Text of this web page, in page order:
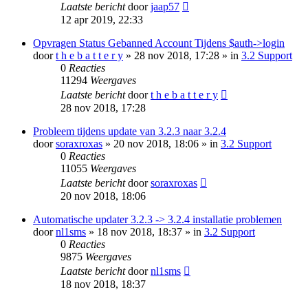
Laatste berichtdoorjaap57
12 apr 2019, 22:33
Opvragen Status Gebanned Account Tijdens $auth->login
doort h e b a t t e r y » 28 nov 2018, 17:28 » in 3.2 Support
0 Reacties
11294 Weergaves
Laatste berichtdoort h e b a t t e r y
28 nov 2018, 17:28
Probleem tijdens update van 3.2.3 naar 3.2.4
doorsoraxroxas » 20 nov 2018, 18:06 » in 3.2 Support
0 Reacties
11055 Weergaves
Laatste berichtdoorsoraxroxas
20 nov 2018, 18:06
Automatische updater 3.2.3 -> 3.2.4 installatie problemen
doornl1sms » 18 nov 2018, 18:37 » in 3.2 Support
0 Reacties
9875 Weergaves
Laatste berichtdoornl1sms
18 nov 2018, 18:37